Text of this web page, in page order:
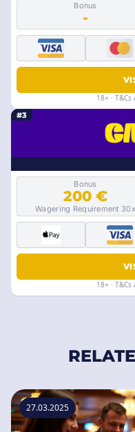
Bonus
-
18+ ·
#3
Bonus
200 €
Wagering Requirement 30x
18+ ·
27.03.2025